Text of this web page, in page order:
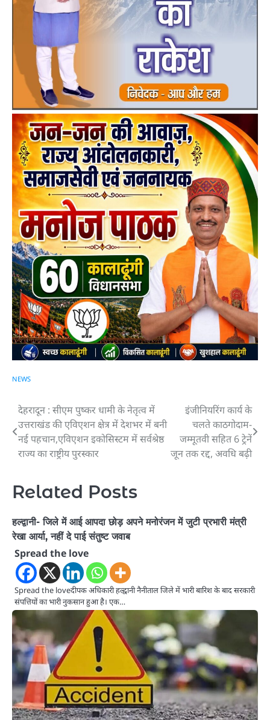
NEWS
Post
navigation
देहरादून : सीएम पुष्कर धामी के नेतृत्व में
उत्तराखंड की एविएशन क्षेत्र में देशभर में बनी
नई पहचान,एविएशन इकोसिस्टम में सर्वश्रेष्ठ
राज्य का राष्ट्रीय पुरस्कार
इंजीनियरिंग कार्य के
चलते काठगोदाम-
जम्मूतवी सहित 6 ट्रेनें
जून तक रद्द, अवधि बढ़ी
Related Posts
हल्द्वानी- जिले में आई आपदा छोड़ अपने मनोरंजन में जुटी प्रभारी मंत्री
रेखा आर्या, नहीं दे पाई संतुष्ट जवाब
Spread the love
Spread the loveदीपक अधिकारी हल्द्वानी नैनीताल जिले में भारी बारिश के बाद सरकारी
संपत्तियों का भारी नुकसान हुआ है। एक…